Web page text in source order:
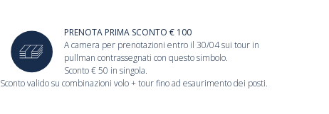
PRENOTA PRIMA SCONTO € 100
A camera per prenotazioni entro il 30/04 sui tour in
pullman contrassegnati con questo simbolo.
Sconto € 50 in singola.
Sconto valido su combinazioni volo + tour fino ad esaurimento dei posti.